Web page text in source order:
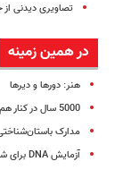
تصاویری دیدنی از
در همین زمینه
هنر: دورها و دیرها
5000 سال در کنار هم
مدارک
آزمایش ‌DNA برای شناسایی مومیایی مصر